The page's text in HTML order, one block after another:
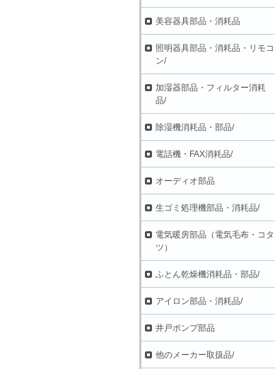
美容器具部品・消耗品
照明器具部品・消耗品・リモコ
ン/
加湿器部品・フィルター消耗
品/
除湿機消耗品・部品/
電話機・FAX消耗品/
オーディオ部品
生ゴミ処理機部品・消耗品/
電気暖房部品（電気毛布・コタ
ツ）
ふとん乾燥機消耗品・部品/
アイロン部品・消耗品/
井戸ポンプ部品
他のメーカー取扱品/